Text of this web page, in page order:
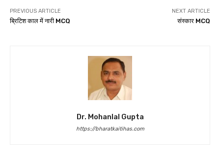
PREVIOUS ARTICLE
ब्रिटिश काल में नारी MCQ
NEXT ARTICLE
संस्कार MCQ
Dr. Mohanlal Gupta
https://bharatkaitihas.com